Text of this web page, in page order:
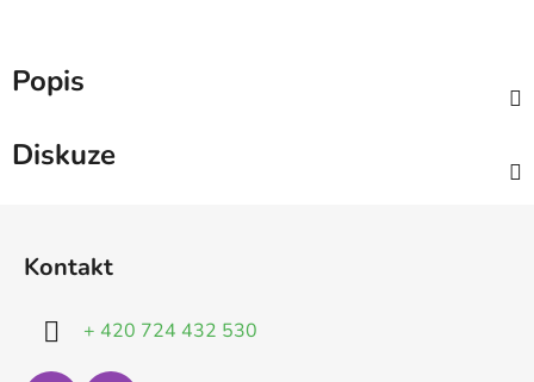
Popis
Diskuze
Kontakt
+ 420 724 432 530